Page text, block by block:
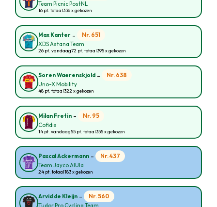
Team Picnic PostNL
16 pt. totaal336 x gekozen
Max Kanter - Nr. 651
XDS Astana Team
26 pt. vandaag72 pt. totaal395 x gekozen
Soren Waerenskjold - Nr. 638
Uno-X Mobility
48 pt. totaal322 x gekozen
Milan Fretin - Nr. 95
Cofidis
14 pt. vandaag55 pt. totaal355 x gekozen
Pascal Ackermann - Nr. 437
Team Jayco AlUla
24 pt. totaal183 x gekozen
Arvid de Kleijn - Nr. 560
Tudor Pro Cycling Team